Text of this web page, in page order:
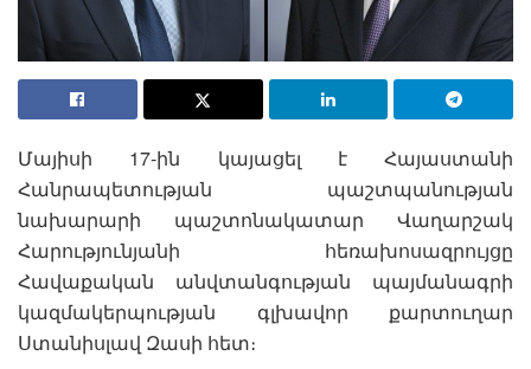
Մայիսի 17-ին կայացել է Հայաստանի
Հանրապետության պաշտպանության
նախարարի պաշտոնակատար Վաղարշակ
Հարությունյանի հեռախոսազրույցը
Հավաքական անվտանգության պայմանագրի
կազմակերպության գլխավոր քարտուղար
Ստանիսլավ Զասի հետ։